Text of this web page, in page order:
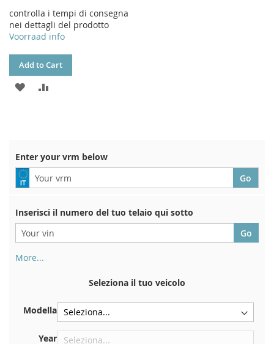
controlla i tempi di consegna
nei dettagli del prodotto
Voorraad info
Add to Cart
ADD
Enter your vrm below
Inserisci il numero del tuo telaio qui sotto
More...
immatricolazione. E anche in macchina
Sulla piastra inferiore del sedile anteriore destro
Centrare contro la paratia sotto il cofano
Proprio nel vano motore
Seleziona il tuo veicolo
Modella
Year